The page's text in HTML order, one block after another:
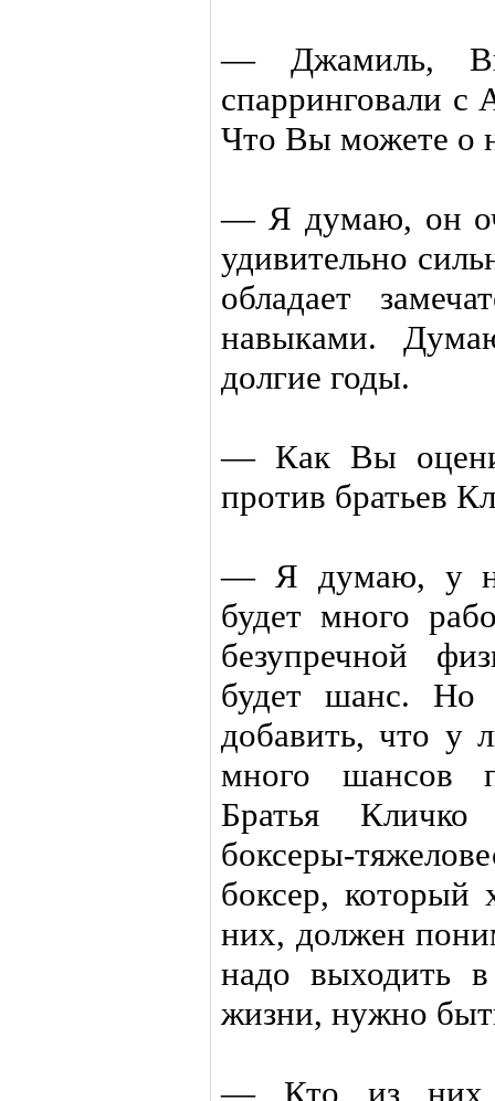
— Джамиль,
спарринговали с
Что Вы можете о
— Я думаю, он
удивительно
обладает
навыками.
долгие годы.
— Как Вы
против братьев
— Я думаю, у
будет много
безупречной
будет шанс. Но
добавить, что у
много шансов
Братья
боксеры-
боксер, который
них, должен
надо выходить
жизни, нужно
— Кто из них